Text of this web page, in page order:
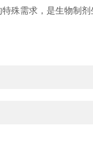
需求，是生物制剂